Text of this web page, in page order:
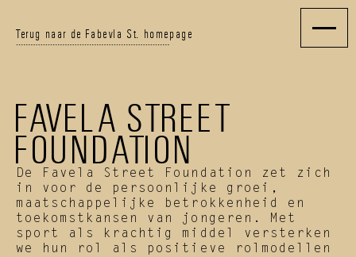
Terug naar de Fabevla St. homepage
FAVELA STREET
FOUNDATION
De Favela Street Foundation zet zich
in voor de persoonlijke groei,
maatschappelijke betrokkenheid en
toekomstkansen van jongeren. Met
sport als krachtig middel versterken
we hun rol als positieve rolmodellen